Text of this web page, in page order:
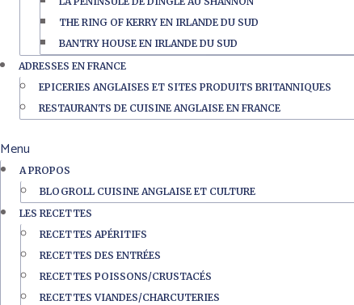
THE RING OF KERRY EN IRLANDE DU SUD
BANTRY HOUSE EN IRLANDE DU SUD
ADRESSES EN FRANCE
EPICERIES ANGLAISES ET SITES PRODUITS BRITANNIQUES
RESTAURANTS DE CUISINE ANGLAISE EN FRANCE
Menu
A PROPOS
BLOGROLL CUISINE ANGLAISE ET CULTURE
LES RECETTES
RECETTES APÉRITIFS
RECETTES DES ENTRÉES
RECETTES POISSONS/CRUSTACÉS
RECETTES VIANDES/CHARCUTERIES